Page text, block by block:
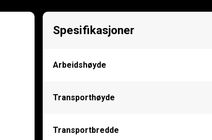
Spesifikasjoner
Arbeidshøyde
Transporthøyde
Transportbredde